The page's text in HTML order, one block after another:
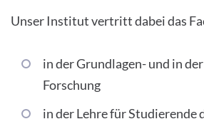
Unser Institut vertritt dabei das
in der Grundlagen- und in
Forschung
in der Lehre für Studierende